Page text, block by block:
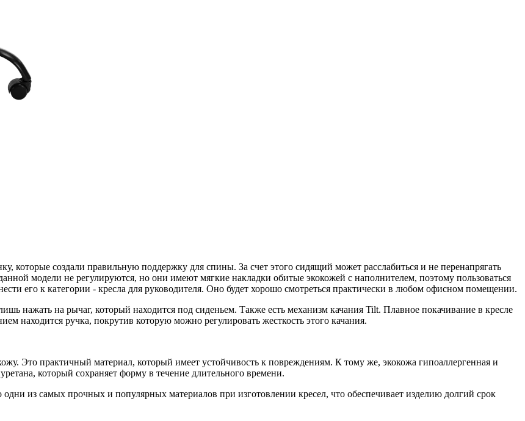
создали правильную поддержку для спины. За счет этого сидящий может расслабиться и не перенапрягать
модели не регулируются, но они имеют мягкие накладки обитые экокожей с наполнителем, поэтому пользоваться
его к категории - кресла для руководителя. Оно будет хорошо смотреться практически в любом офисном помещении.
нажать на рычаг, который находится под сиденьем. Также есть механизм качания Tilt. Плавное покачивание в кресле
находится ручка, покрутив которую можно регулировать жесткость этого качания.
Это практичный материал, который имеет устойчивость к повреждениям. К тому же, экокожа гипоаллергенная и
который сохраняет форму в течение длительного времени.
одни из самых прочных и популярных материалов при изготовлении кресел, что обеспечивает изделию долгий срок